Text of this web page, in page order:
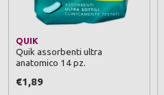
QUIK
Quik assorbenti ultra
anatomico 14 pz.
€1,89